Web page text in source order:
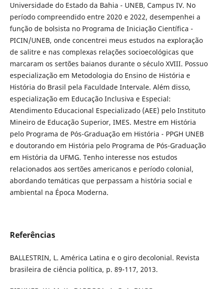
Universidade do Estado da Bahia - UNEB, Campus IV. No
período compreendido entre 2020 e 2022, desempenhei a
função de bolsista no Programa de Iniciação Científica -
PICIN/UNEB, onde concentrei meus estudos na exploração
de salitre e nas complexas relações socioecológicas que
marcaram os sertões baianos durante o século XVIII. Possuo
especialização em Metodologia do Ensino de História e
História do Brasil pela Faculdade Intervale. Além disso,
especialização em Educação Inclusiva e Especial:
Atendimento Educacional Especializado (AEE) pelo Instituto
Mineiro de Educação Superior, IMES. Mestre em História
pelo Programa de Pós-Graduação em História - PPGH UNEB
e doutorando em História pelo Programa de Pós-Graduação
em História da UFMG. Tenho interesse nos estudos
relacionados aos sertões americanos e período colonial,
abordando temáticas que perpassam a história social e
ambiental na Época Moderna.
Referências
BALLESTRIN, L. América Latina e o giro decolonial. Revista
brasileira de ciência política, p. 89-117, 2013.